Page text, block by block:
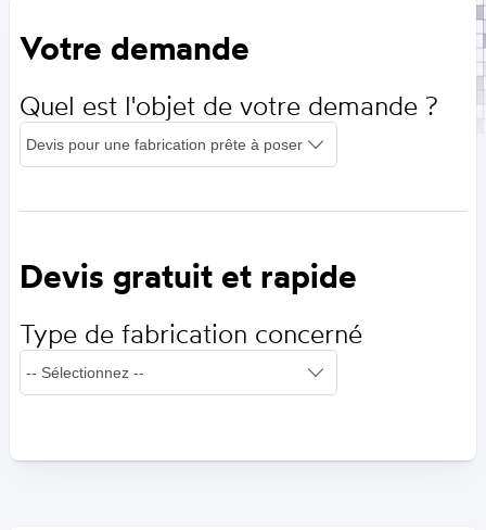
Votre demande
Quel est l'objet de votre demande ?
Devis gratuit et rapide
Type de fabrication concerné